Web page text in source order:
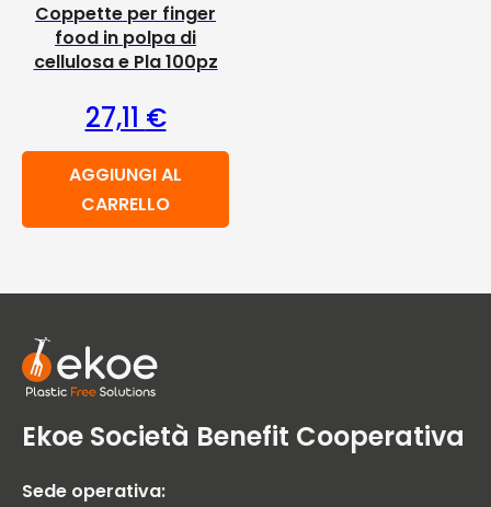
Coppette per finger
food in polpa di
cellulosa e Pla 100pz
27,11 €
AGGIUNGI AL
CARRELLO
Ekoe Società Benefit Cooperativa
Sede operativa: